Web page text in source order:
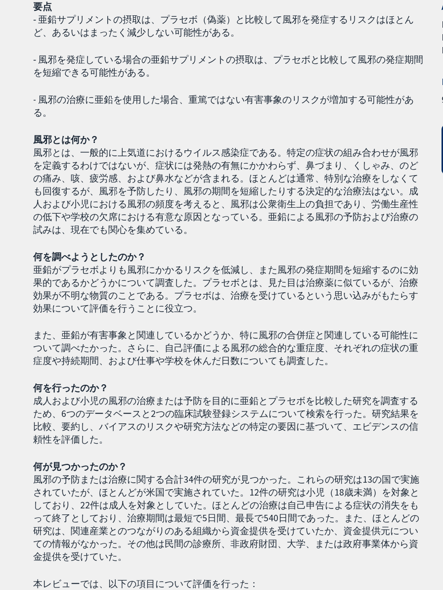
要点
‐ 亜鉛サプリメントの摂取は、プラセボ（偽薬）と比較して風邪を発症するリスクはほとん
ど、あるいはまったく減少しない可能性がある。
‐ 風邪を発症している場合の亜鉛サプリメントの摂取は、プラセボと比較して風邪の発症期間
を短縮できる可能性がある。
- 風邪の治療に亜鉛を使用した場合、重篤ではない有害事象のリスクが増加する可能性があ
る。
風邪とは何か？
風邪とは、一般的に上気道におけるウイルス感染症である。特定の症状の組み合わせが風邪
を定義するわけではないが、症状には発熱の有無にかかわらず、鼻づまり、くしゃみ、のど
の痛み、咳、疲労感、および鼻水などが含まれる。ほとんどは通常、特別な治療をしなくて
も回復するが、風邪を予防したり、風邪の期間を短縮したりする決定的な治療法はない。成
人および小児における風邪の頻度を考えると、風邪は公衆衛生上の負担であり、労働生産性
の低下や学校の欠席における有意な原因となっている。亜鉛による風邪の予防および治療の
試みは、現在でも関心を集めている。
何を調べようとしたのか？
亜鉛がプラセボよりも風邪にかかるリスクを低減し、また風邪の発症期間を短縮するのに効
果的であるかどうかについて調査した。プラセボとは、見た目は治療薬に似ているが、治療
効果が不明な物質のことである。プラセボは、治療を受けているという思い込みがもたらす
効果について評価を行うことに役立つ。
また、亜鉛が有害事象と関連しているかどうか、特に風邪の合併症と関連している可能性に
ついて調べたかった。さらに、自己評価による風邪の総合的な重症度、それぞれの症状の重
症度や持続期間、および仕事や学校を休んだ日数についても調査した。
何を行ったのか？
成人および小児の風邪の治療または予防を目的に亜鉛とプラセボを比較した研究を調査する
ため、6つのデータベースと2つの臨床試験登録システムについて検索を行った。研究結果を
比較、要約し、バイアスのリスクや研究方法などの特定の要因に基づいて、エビデンスの信
頼性を評価した。
何が見つかったのか？
風邪の予防または治療に関する合計34件の研究が見つかった。これらの研究は13の国で実施
されていたが、ほとんどが米国で実施されていた。12件の研究は小児（18歳未満）を対象と
しており、22件は成人を対象としていた。ほとんどの治療は自己申告による症状の消失をも
って終了としており、治療期間は最短で5日間、最長で540日間であった。また、ほとんどの
研究は、関連産業とのつながりのある組織から資金提供を受けていたか、資金提供元につい
ての情報がなかった。その他は民間の診療所、非政府財団、大学、または政府事業体から資
金提供を受けていた。
本レビューでは、以下の項目について評価を行った：